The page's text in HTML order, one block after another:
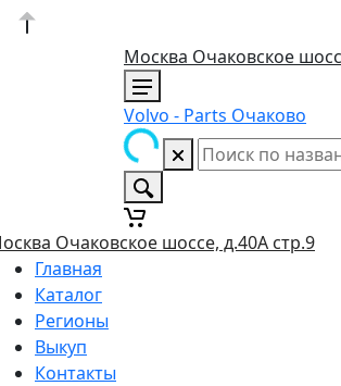
Москва Очаковское
Volvo - Parts Очаково
Очаковское шоссе, д.40А стр.9
Главная
Каталог
Регионы
Выкуп
Контакты